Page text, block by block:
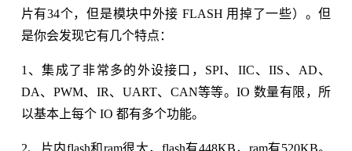
片有34个，但是模块中外接 FLASH 用掉了一些）。但
是你会发现它有几个特点：
1、集成了非常多的外设接口，SPI、IIC、IIS、AD、
DA、PWM、IR、UART、CAN等等。IO 数量有限，所
以基本上每个 IO 都有多个功能。
2、片内flash和ram很大，flash有448KB，ram有520KB。